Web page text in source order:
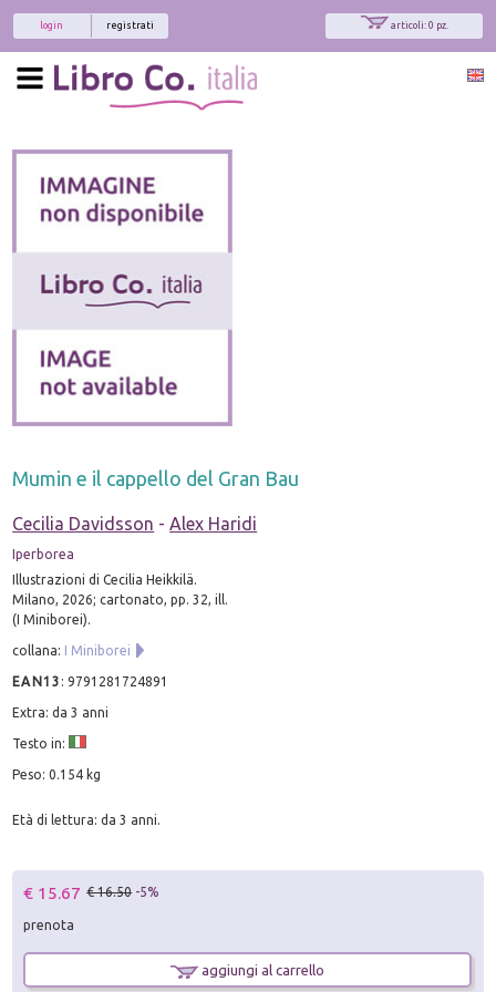
articoli: 0 pz.
registrati
login
Mumin e il cappello del Gran Bau
Cecilia Davidsson -Alex Haridi
Iperborea
Illustrazioni di Cecilia Heikkilä.
Milano, 2026; cartonato, pp. 32, ill.
(I Miniborei).
collana: I Miniborei
EAN13 :9791281724891
Extra: da 3 anni
Testo in:
Peso: 0.154 kg
Età di lettura: da 3 anni.
€ 15.67 € 16.50 -5%
prenota
aggiungi al carrello